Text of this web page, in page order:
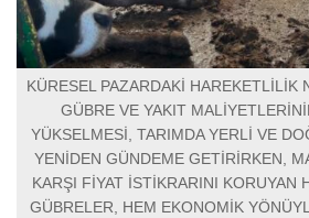
KÜRESEL PAZARDAKİ HAREKETLİLİK
GÜBRE VE YAKIT
YÜKSELMESİ, TARIMDA YERLİ VE
YENİDEN GÜNDEME GETİRİRKEN,
KARŞI FİYAT İSTİKRARINI KORUYAN
GÜBRELER, HEM EKONOMİK